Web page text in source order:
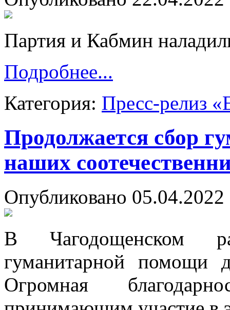
Партия и Кабмин
Подробнее...
Категория: Пресс-релиз
Продолжается сбор
наших
Опубликовано
В Чагодощенском
гуманитарной помощи
Огромная